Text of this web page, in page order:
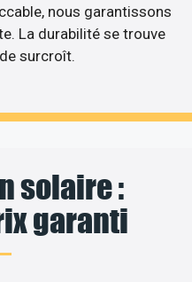
nous garantissons
La durabilité se trouve
surcroît.
solaire :
garanti